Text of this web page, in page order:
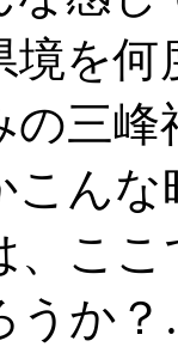
境を何
の三峰
こんな
、こ
うか